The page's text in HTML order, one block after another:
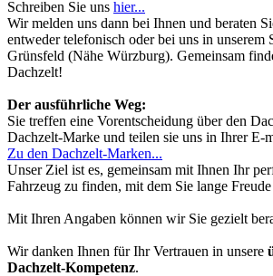
Schreiben Sie uns hier...
Wir melden uns dann bei Ihnen und beraten
entweder telefonisch oder bei uns in unserem
Grünsfeld (Nähe Würzburg). Gemeinsam
Dachzelt!
Der ausführliche Weg:
Sie treffen eine Vorentscheidung über den
Dachzelt-Marke und teilen sie uns in Ihrer E-
Zu den Dachzelt-Marken...
Unser Ziel ist es, gemeinsam mit Ihnen Ihr
Fahrzeug zu finden, mit dem Sie lange
Mit Ihren Angaben können wir Sie gezielt
Wir danken Ihnen für Ihr Vertrauen in unsere
Dachzelt-Kompetenz.